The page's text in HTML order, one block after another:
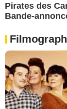
Pirates des
Bande-